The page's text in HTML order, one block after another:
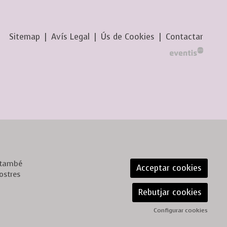
Sitemap Avís Legal Ús de Cookies Contactar
Acceptar cookies
Rebutjar cookies
Configurar cookies